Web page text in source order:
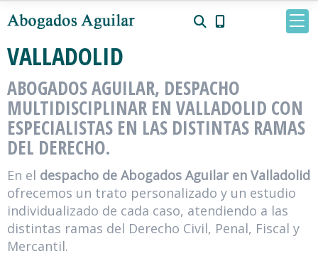
DESPACHO DE ABOGADOS EN
VALLADOLID
ABOGADOS AGUILAR, DESPACHO
MULTIDISCIPLINAR EN VALLADOLID CON
ESPECIALISTAS EN LAS DISTINTAS RAMAS
DEL DERECHO.
En el despacho de Abogados Aguilar en Valladolid
ofrecemos un trato personalizado y un estudio
individualizado de cada caso, atendiendo a las
distintas ramas del Derecho Civil, Penal, Fiscal y
Mercantil.